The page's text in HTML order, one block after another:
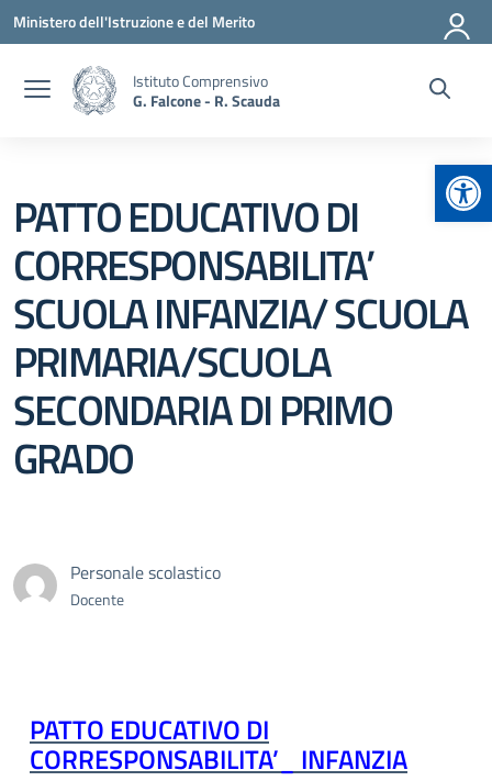
Vai ai contenuti
Vai al menu di navigazione
Vai al footer
Ministero dell'Istruzione e del Merito
Istituto Comprensivo
G. Falcone - R. Scauda
PATTO EDUCATIVO DI
CORRESPONSABILITA’
SCUOLA INFANZIA/ SCUOLA
PRIMARIA/SCUOLA
SECONDARIA DI PRIMO
GRADO
Personale scolastico
Docente
PATTO EDUCATIVO DI
CORRESPONSABILITA’_ INFANZIA